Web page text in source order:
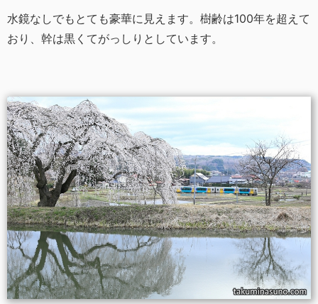
水鏡なしでもとても豪華に見えます。樹齢は100年を超えて
おり、幹は黒くてがっしりとしています。